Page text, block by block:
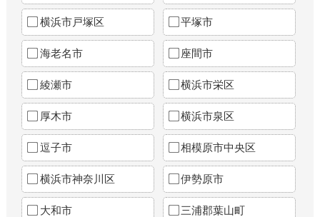
横浜市戸塚区 平塚市
海老名市 座間市
綾瀬市 横浜市栄区
厚木市 横浜市泉区
逗子市 相模原市中央区
横浜市神奈川区 伊勢原市
大和市 三浦郡葉山町